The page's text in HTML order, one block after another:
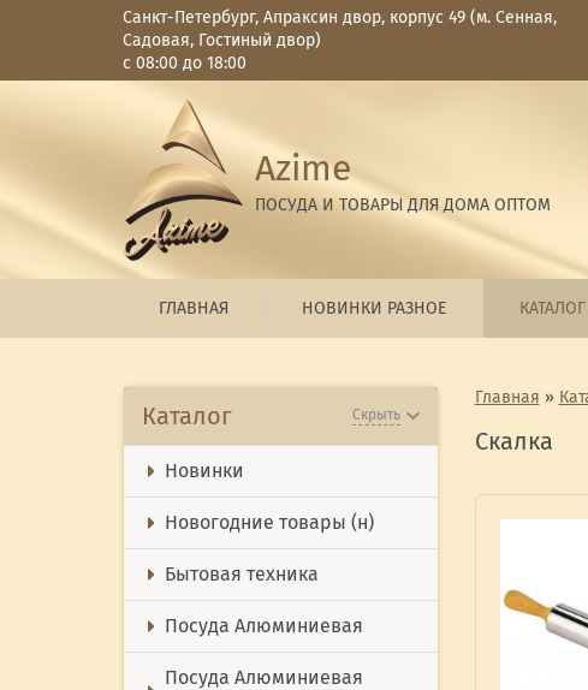
Санкт-Петербург, Апраксин двор, корпус 49 (м. Сенная,
Садовая, Гостиный двор)
с 08:00 до 18:00
Azime
ПОСУДА И ТОВАРЫ ДЛЯ ДОМА ОПТОМ
ГЛАВНАЯ НОВИНКИ РАЗНОЕ КАТАЛОГ
Каталог Скрыть
Новинки
Новогодние товары (н)
Бытовая техника
Посуда Алюминиевая
Посуда Алюминиевая
Главная »
Скалка